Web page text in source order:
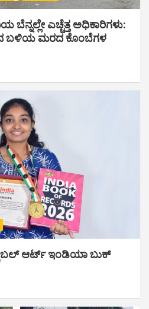
ಬೆನ್ನಲ್ಲೇ ಎಚ್ಚೆತ್ತ ಅಧಿಕಾರಿಗಳು:
ಬಳಿಯ ಮರದ ಕೊಂಬೆಗಳ
ಆರ್ಟ್ ಇಂಡಿಯಾ ಬುಕ್